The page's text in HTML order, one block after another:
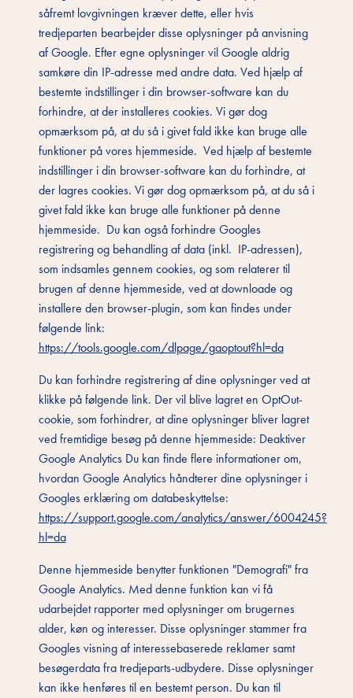
såfremt lovgivningen kræver dette, eller hvis
tredjeparten bearbejder disse oplysninger på anvisning
af Google. Efter egne oplysninger vil Google aldrig
samkøre din IP-adresse med andre data. Ved hjælp af
bestemte indstillinger i din browser-software kan du
forhindre, at der installeres cookies. Vi gør dog
opmærksom på, at du så i givet fald ikke kan bruge alle
funktioner på vores hjemmeside. Ved hjælp af bestemte
indstillinger i din browser-software kan du forhindre, at
der lagres cookies. Vi gør dog opmærksom på, at du så i
givet fald ikke kan bruge alle funktioner på denne
hjemmeside. Du kan også forhindre Googles
registrering og behandling af data (inkl. IP-adressen),
som indsamles gennem cookies, og som relaterer til
brugen af denne hjemmeside, ved at downloade og
installere den browser-plugin, som kan findes under
følgende link:
https://tools.google.com/dlpage/gaoptout?hl=da
Du kan forhindre registrering af dine oplysninger ved at
klikke på følgende link. Der vil blive lagret en OptOut-
cookie, som forhindrer, at dine oplysninger bliver lagret
ved fremtidige besøg på denne hjemmeside: Deaktiver
Google Analytics Du kan finde flere informationer om,
hvordan Google Analytics håndterer dine oplysninger i
Googles erklæring om databeskyttelse:
https://support.google.com/analytics/answer/6004245?
hl=da
Denne hjemmeside benytter funktionen "Demografi" fra
Google Analytics. Med denne funktion kan vi få
udarbejdet rapporter med oplysninger om brugernes
alder, køn og interesser. Disse oplysninger stammer fra
Googles visning af interessebaserede reklamer samt
besøgerdata fra tredjeparts-udbydere. Disse oplysninger
kan ikke henføres til en bestemt person. Du kan til